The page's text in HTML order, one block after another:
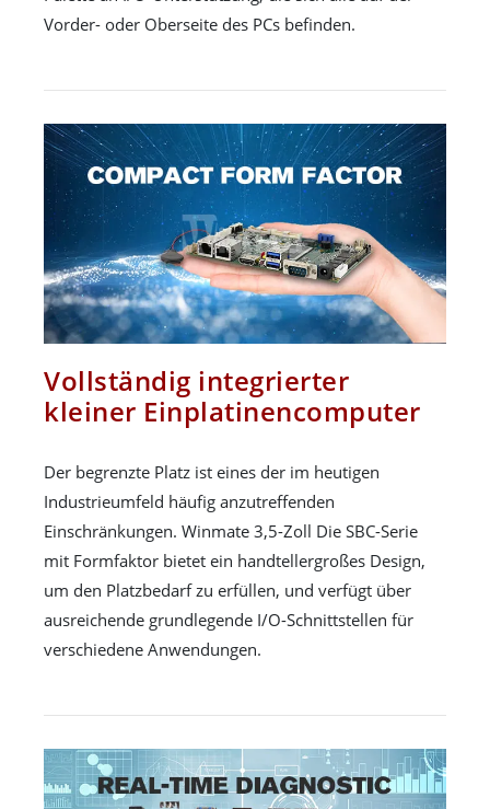
Vorder- oder Oberseite des PCs befinden.
Vollständig integrierter
kleiner Einplatinencomputer
Der begrenzte Platz ist eines der im heutigen
Industrieumfeld häufig anzutreffenden
Einschränkungen. Winmate 3,5-Zoll Die SBC-Serie
mit Formfaktor bietet ein handtellergroßes Design,
um den Platzbedarf zu erfüllen, und verfügt über
ausreichende grundlegende I/O-Schnittstellen für
verschiedene Anwendungen.